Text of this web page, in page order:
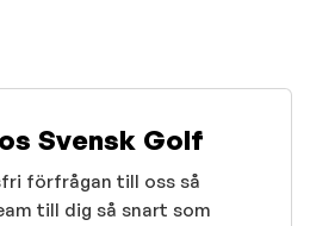
Svensk Golf
förfrågan till oss så
till dig så snart som